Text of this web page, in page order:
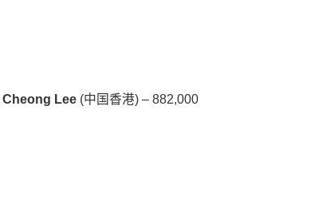
Cheong Lee (中国香港) – 882,000